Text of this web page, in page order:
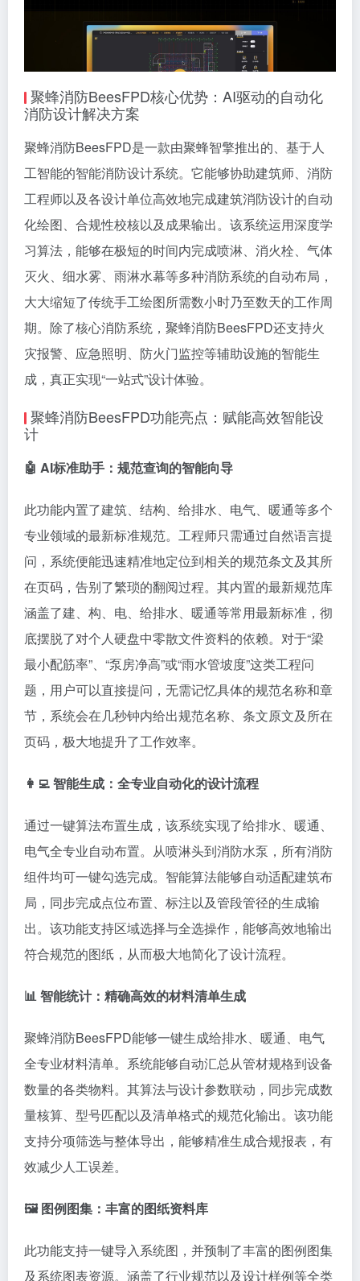
聚蜂消防BeesFPD核心优势：AI驱动的自动化
消防设计解决方案
聚蜂消防BeesFPD是一款由聚蜂智擎推出的、基于人
工智能的智能消防设计系统。它能够协助建筑师、消防
工程师以及各设计单位高效地完成建筑消防设计的自动
化绘图、合规性校核以及成果输出。该系统运用深度学
习算法，能够在极短的时间内完成喷淋、消火栓、气体
灭火、细水雾、雨淋水幕等多种消防系统的自动布局，
大大缩短了传统手工绘图所需数小时乃至数天的工作周
期。除了核心消防系统，聚蜂消防BeesFPD还支持火
灾报警、应急照明、防火门监控等辅助设施的智能生
成，真正实现“一站式”设计体验。
聚蜂消防BeesFPD功能亮点：赋能高效智能设
计
🤖 AI标准助手：规范查询的智能向导
此功能内置了建筑、结构、给排水、电气、暖通等多个
专业领域的最新标准规范。工程师只需通过自然语言提
问，系统便能迅速精准地定位到相关的规范条文及其所
在页码，告别了繁琐的翻阅过程。其内置的最新规范库
涵盖了建、构、电、给排水、暖通等常用最新标准，彻
底摆脱了对个人硬盘中零散文件资料的依赖。对于“梁
最小配筋率”、“泵房净高”或“雨水管坡度”这类工程问
题，用户可以直接提问，无需记忆具体的规范名称和章
节，系统会在几秒钟内给出规范名称、条文原文及所在
页码，极大地提升了工作效率。
👩‍💻 智能生成：全专业自动化的设计流程
通过一键算法布置生成，该系统实现了给排水、暖通、
电气全专业自动布置。从喷淋头到消防水泵，所有消防
组件均可一键勾选完成。智能算法能够自动适配建筑布
局，同步完成点位布置、标注以及管段管径的生成输
出。该功能支持区域选择与全选操作，能够高效地输出
符合规范的图纸，从而极大地简化了设计流程。
📊 智能统计：精确高效的材料清单生成
聚蜂消防BeesFPD能够一键生成给排水、暖通、电气
全专业材料清单。系统能够自动汇总从管材规格到设备
数量的各类物料。其算法与设计参数联动，同步完成数
量核算、型号匹配以及清单格式的规范化输出。该功能
支持分项筛选与整体导出，能够精准生成合规报表，有
效减少人工误差。
🖼 图例图集：丰富的图纸资料库
此功能支持一键导入系统图，并预制了丰富的图例图集
及系统图表资源。涵盖了行业规范以及设计样例等全类